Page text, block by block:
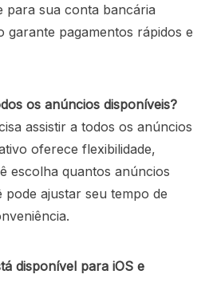
para sua conta bancária
garante pagamentos rápidos e
os anúncios disponíveis?
assistir a todos os anúncios
oferece flexibilidade,
escolha quantos anúncios
pode ajustar seu tempo de
disponível para iOS e